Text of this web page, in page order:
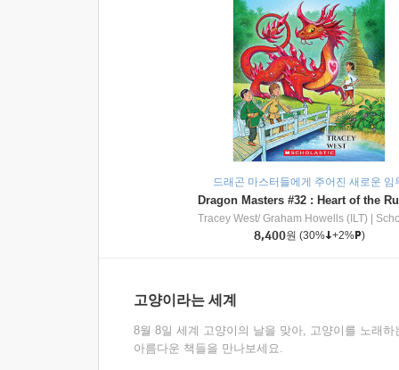
드래곤 마스터들에게 주어진 새로운 임
Tracey West/ Graham Howells (ILT)
8,400원 (30% +2% )
고양이라는 세계
8월 8일 세계 고양이의 날을 맞아, 고양이를 노래하
아름다운 책들을 만나보세요.